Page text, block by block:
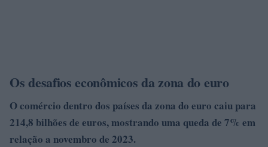
Os desafios econômicos da zona do euro
O comércio dentro dos países da zona do euro caiu para
214,8 bilhões de euros, mostrando uma queda de 7% em
relação a novembro de 2023.